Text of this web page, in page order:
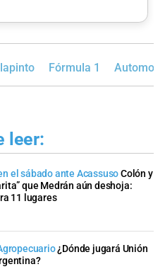
Fórmula 1
leer:
el sábado ante AcassusoColón y
que Medrán aún deshoja:
11 lugares
¿Dónde jugará Unión